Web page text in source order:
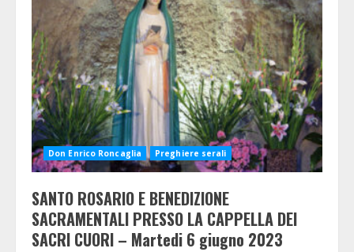
Don Enrico Roncaglia Preghiere serali
SANTO ROSARIO E BENEDIZIONE
SACRAMENTALI PRESSO LA CAPPELLA DEI
SACRI CUORI – Martedi 6 giugno 2023